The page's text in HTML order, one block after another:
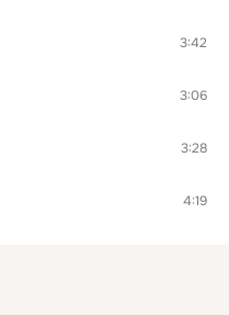
3:42
3:06
3:28
4:19